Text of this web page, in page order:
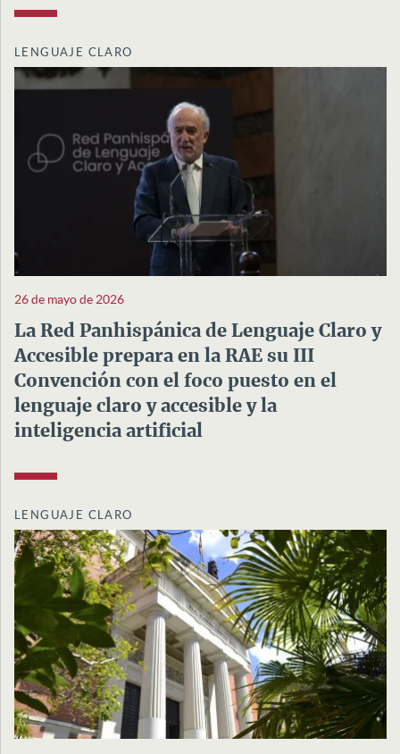
LENGUAJE CLARO
26 de mayo de 2026
La Red Panhispánica de Lenguaje Claro y
Accesible prepara en la RAE su III
Convención con el foco puesto en el
lenguaje claro y accesible y la
inteligencia artificial
LENGUAJE CLARO